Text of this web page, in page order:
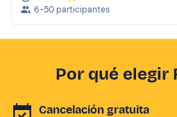
6-50 participantes
Por qué elegir
Cancelación gratuita